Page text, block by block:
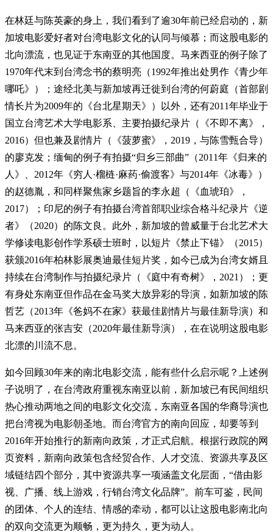
在林廷与陈英豪的身上，我们看到了逾30年前已经启动的，新
加坡电影爱好者对台湾电影文化的认同与倾慕；而这股电影的
北向漂流，也见证于东南亚的其他国度。马来西亚的例子除了
1970年代末到台湾念书的蔡明亮（1992年推出处男作《青少年
哪吒》）；途经北美与新加坡再迁徙到台湾的何蔚庭（首部剧
情长片为2009年的《台北星期天》）以外，还有2011年毕业于
国立台湾艺术大学电影系、主要拍摄纪录片（《不即不离》，
2016）但也兼及剧情片（《菠萝蜜》，2019，与陈雪甄合导）
的廖克发；缅甸的例子有拍摄“归乡三部曲”（2011年《归来的
人》、2012年《穷人·榴梿·麻药·偷渡客》与2014年《冰毒》）
的赵德胤，和同样聚焦家乡题旨的李永超（《血琥珀》，
2017）；印尼的例子有拍摄台湾首部职业综合格斗纪录片《逆
者》（2020）的陈文良。此外，新加坡的曾威量于台北艺术大
学修读电影创作学系硕士班时，以短片《禁止下锚》（2015）
获颁2016年柏林影展奥迪最佳短片奖，如今已成为台湾女婿且
持续在台湾制作与拍摄纪录片（《庭中有奇树》，2021）；更
有身处东南亚但作品在金马奖大放异彩的导演，如新加坡的陈
哲艺（2013年《爸妈不在家》获最佳剧情片与最佳新导演）和
马来西亚的张吉安（2020年最佳新导演），在在说明这股电影
北漂的川流不息。
如今回顾30年来的南北电影交流，能有些什么启示呢？上述例
子说明了，在台湾政府重视东南亚以前，新加坡已有民间组织
热心推动两地之间的电影文化交流，东南亚各国的华裔导演也
把台湾视为电影朝圣地。而台湾官方的南向回应，却要等到
2016年开始推行的新南向政策，才正式启航。根据行政院的网
页资料，新南向政策包含经贸合作、人才交流、资源共享及区
域链结四个部分，其中资源共享一项涵盖文化层面，“借由影
视、广播、线上游戏，行销台湾文化品牌”。前车可鉴，民间
的团体、个人的连结、情感的牵动，都可以让这股电影南北向
的双向交流更为顺畅，更为持久，更为动人。